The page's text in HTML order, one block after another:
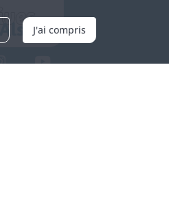
J'ai compris